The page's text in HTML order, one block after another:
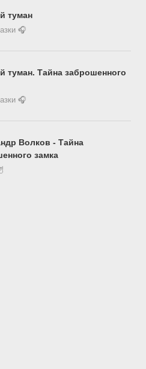
туман
🎧
туман. Тайна заброшенного
🎧
Волков - Тайна
замка